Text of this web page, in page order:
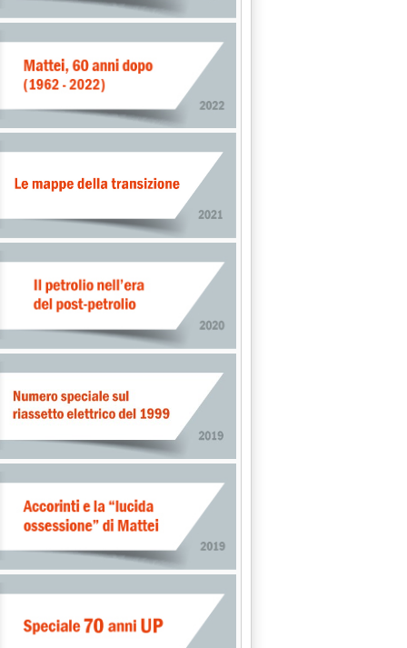
AUDIZIONI TARIFFE ENEL PRONTO DOCUMENTO SU
1997 alle 0.0.
ELETTRICA CANCELLATO EMENDAMENTO ALLA